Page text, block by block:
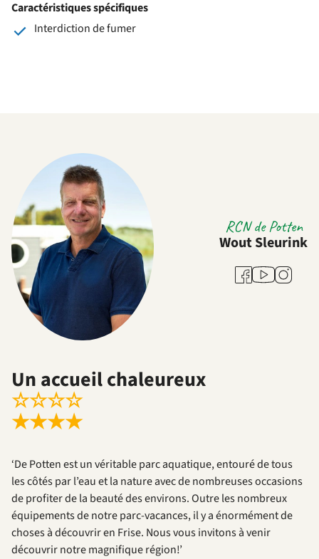
Caractéristiques spécifiques
Interdiction de fumer
RCN de Potten
Wout Sleurink
Facebook
Youtube
Un accueil chaleureux
☆☆☆☆
★★★★
‘De Potten est un véritable parc aquatique, entouré de tous
les côtés par l’eau et la nature avec de nombreuses occasions
de profiter de la beauté des environs. Outre les nombreux
équipements de notre parc-vacances, il y a énormément de
choses à découvrir en Frise. Nous vous invitons à venir
découvrir notre magnifique région!’